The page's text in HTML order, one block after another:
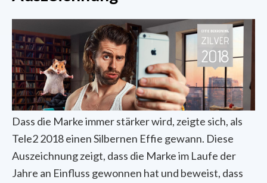
Dass die Marke immer stärker wird, zeigte sich, als
Tele2 2018 einen Silbernen Effie gewann. Diese
Auszeichnung zeigt, dass die Marke im Laufe der
Jahre an Einfluss gewonnen hat und beweist, dass